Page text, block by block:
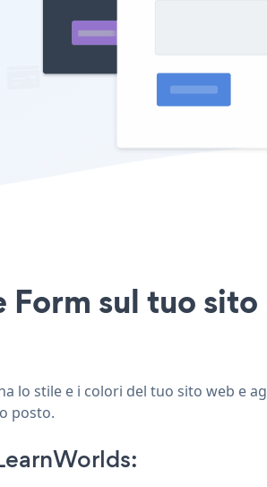
sul tuo sito
lo stile e i colori del tuo sito web e
posto.